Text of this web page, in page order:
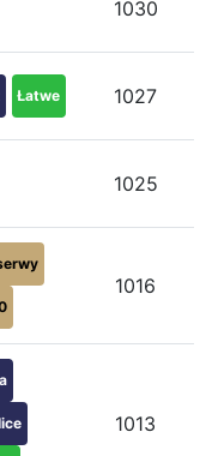
1030
Łatwe 1027
1025
1016
1013